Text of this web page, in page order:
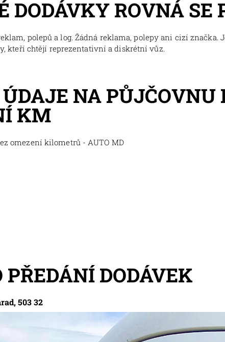
DODÁVKY ROVNÁ
polepů a log. Žádná reklama, polepy ani cizí
kteří chtějí reprezentativní a diskrétní vůz.
NA PŮJČOVNU
KM
omezení kilometrů - AUTO MD
PŘEDÁNÍ DODÁVEK
503 32